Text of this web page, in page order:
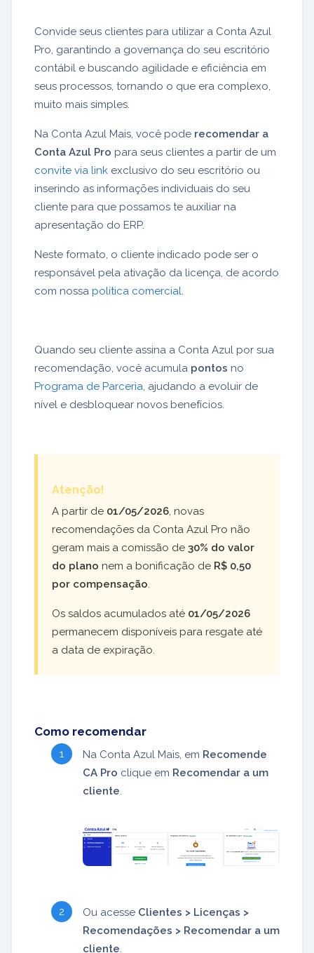
Convide seus clientes para utilizar a Conta Azul
Pro, garantindo a governança do seu escritório
contábil e buscando agilidade e eficiência em
seus processos, tornando o que era complexo,
muito mais simples.
Na Conta Azul Mais, você pode recomendar a
Conta Azul Pro para seus clientes a partir de um
convite via link exclusivo do seu escritório ou
inserindo as informações individuais do seu
cliente para que possamos te auxiliar na
apresentação do ERP.
Neste formato, o cliente indicado pode ser o
responsável pela ativação da licença, de acordo
com nossa política comercial.
Quando seu cliente assina a Conta Azul por sua
recomendação, você acumula pontos no
Programa de Parceria, ajudando a evoluir de
nível e desbloquear novos benefícios.
Atenção!
A partir de 01/05/2026 , novas
recomendações da Conta Azul Pro não
geram mais a comissão de 30% do valor
do plano nem a bonificação de R$ 0,50
por compensação
Os saldos acumulados até 01/05/2026
permanecem disponíveis para resgate até
a data de expiração.
Como recomendar
Na Conta Azul Mais, em Recomende
CA Pro clique em Recomendar a um
cliente
Ou acesse Clientes > Licenças >
Recomendações > Recomendar a um
cliente